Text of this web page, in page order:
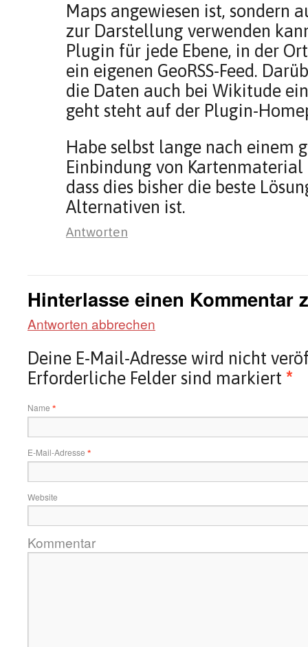
Maps angewiesen ist, sondern
zur Darstellung verwenden
Plugin für jede Ebene, in der
ein eigenen GeoRSS-Feed.
die Daten auch bei Wikitude
geht steht auf der Plugin-
Habe selbst lange nach einem
Einbindung von Kartenmaterial
dass dies bisher die beste
Alternativen ist.
Antworten
Hinterlasse einen Kommentar
Antworten abbrechen
Deine E-Mail-Adresse wird nicht
Erforderliche Felder sind markiert *
Name *
E-Mail-Adresse *
Website
Kommentar